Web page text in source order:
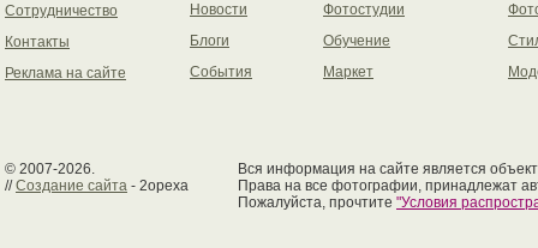
Сотрудничество
Контакты
Реклама на сайте
Новости
Блоги
События
Фотостудии
Обучение
Маркет
© 2007-2026.
//Создание сайта - 2opexa
Вся информация на сайте является
Права на все фотографии, принадлежат
Пожалуйста, прочтите "Условия